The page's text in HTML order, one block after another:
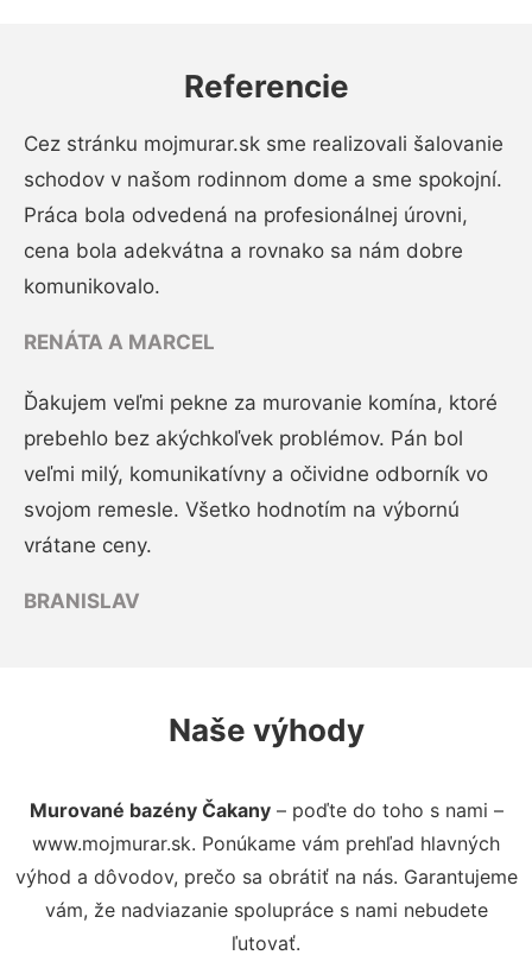
Referencie
Cez stránku mojmurar.sk sme realizovali šalovanie
schodov v našom rodinnom dome a sme spokojní.
Práca bola odvedená na profesionálnej úrovni,
cena bola adekvátna a rovnako sa nám dobre
komunikovalo.
RENÁTA A MARCEL
Ďakujem veľmi pekne za murovanie komína, ktoré
prebehlo bez akýchkoľvek problémov. Pán bol
veľmi milý, komunikatívny a očividne odborník vo
svojom remesle. Všetko hodnotím na výbornú
vrátane ceny.
BRANISLAV
Naše výhody
Murované bazény Čakany– poďte do toho s nami –
www.mojmurar.sk. Ponúkame vám prehľad hlavných
výhod a dôvodov, prečo sa obrátiť na nás. Garantujeme
vám, že nadviazanie spolupráce s nami nebudete
ľutovať.